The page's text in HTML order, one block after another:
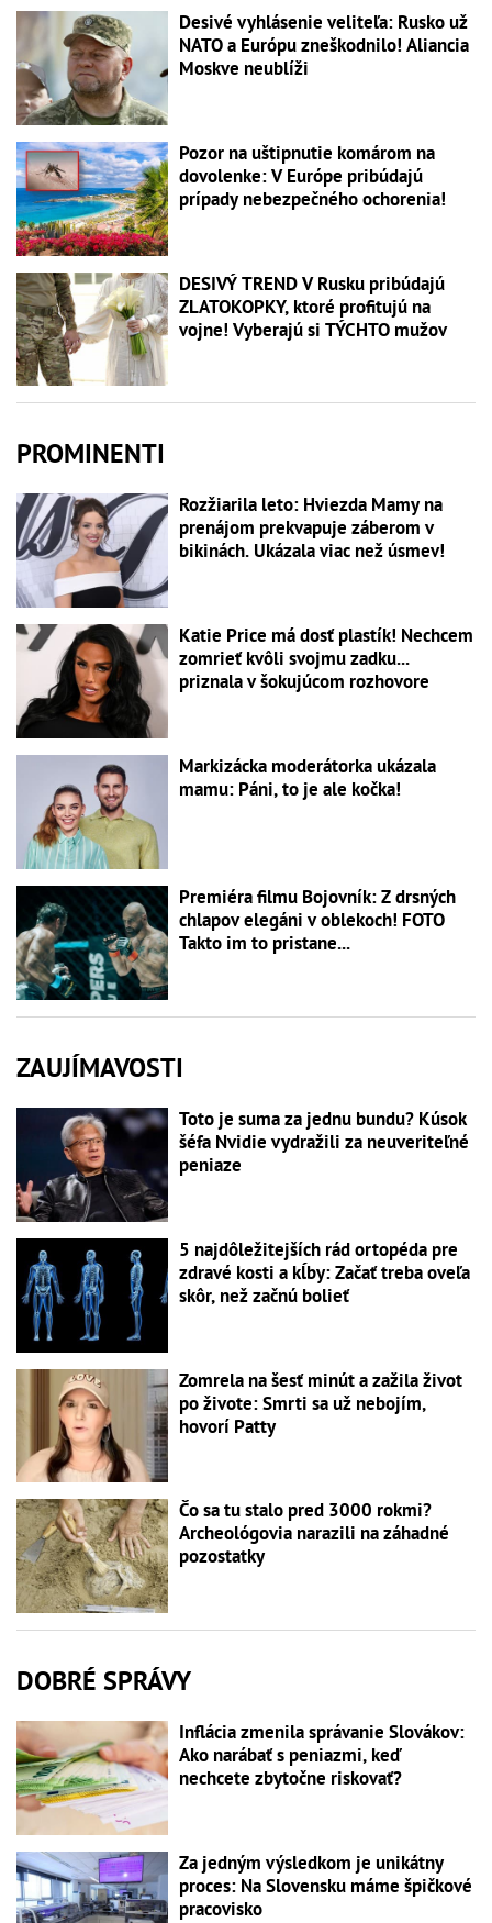
Desivé vyhlásenie veliteľa: Rusko už
NATO a Európu zneškodnilo! Aliancia
Moskve neublíži
Pozor na uštipnutie komárom na
dovolenke: V Európe pribúdajú
prípady nebezpečného ochorenia!
DESIVÝ TREND V Rusku pribúdajú
ZLATOKOPKY, ktoré profitujú na
vojne! Vyberajú si TÝCHTO mužov
PROMINENTI
Rozžiarila leto: Hviezda Mamy na
prenájom prekvapuje záberom v
bikinách. Ukázala viac než úsmev!
Katie Price má dosť plastík! Nechcem
zomrieť kvôli svojmu zadku...
priznala v šokujúcom rozhovore
Markizácka moderátorka ukázala
mamu: Páni, to je ale kočka!
Premiéra filmu Bojovník: Z drsných
chlapov elegáni v oblekoch! FOTO
Takto im to pristane...
ZAUJÍMAVOSTI
Toto je suma za jednu bundu? Kúsok
šéfa Nvidie vydražili za neuveriteľné
peniaze
5 najdôležitejších rád ortopéda pre
zdravé kosti a kĺby: Začať treba oveľa
skôr, než začnú bolieť
Zomrela na šesť minút a zažila život
po živote: Smrti sa už nebojím,
hovorí Patty
Čo sa tu stalo pred 3000 rokmi?
Archeológovia narazili na záhadné
pozostatky
DOBRÉ SPRÁVY
Inflácia zmenila správanie Slovákov:
Ako narábať s peniazmi, keď
nechcete zbytočne riskovať?
Za jedným výsledkom je unikátny
proces: Na Slovensku máme špičkové
pracovisko